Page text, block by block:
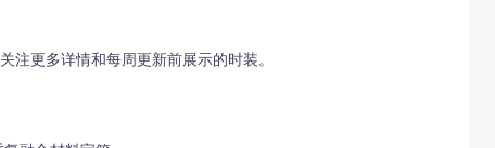
注更多详情和每周更新前展示的时装。